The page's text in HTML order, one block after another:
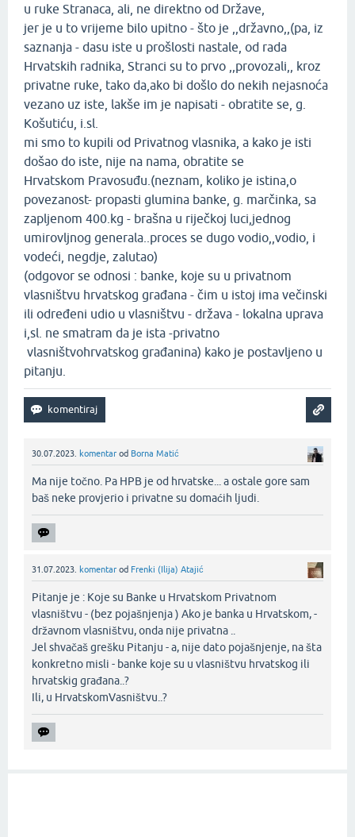
u ruke Stranaca, ali, ne direktno od Države,
jer je u to vrijeme bilo upitno - što je ,,državno,,(pa, iz
saznanja - dasu iste u prošlosti nastale, od rada
Hrvatskih radnika, Stranci su to prvo ,,provozali,, kroz
privatne ruke, tako da,ako bi došlo do nekih nejasnoća
vezano uz iste, lakše im je napisati - obratite se, g.
Košutiću, i.sl.
mi smo to kupili od Privatnog vlasnika, a kako je isti
došao do iste, nije na nama, obratite se
Hrvatskom Pravosuđu.(neznam, koliko je istina,o
povezanost- propasti glumina banke, g. marčinka, sa
zapljenom 400.kg - brašna u riječkoj luci,jednog
umirovljnog generala..proces se dugo vodio,,vodio, i
vodeći, negdje, zalutao)
(odgovor se odnosi : banke, koje su u privatnom
vlasništvu hrvatskog građana - čim u istoj ima večinski
ili određeni udio u vlasništvu - država - lokalna uprava
i,sl. ne smatram da je ista -privatno
vlasništvohrvatskog građanina) kako je postavljeno u
pitanju.
30.07.2023. komentar od Borna Matić
Ma nije točno. Pa HPB je od hrvatske... a ostale gore sam
baš neke provjerio i privatne su domaćih ljudi.‌
31.07.2023. komentar od Frenki (Ilija) Atajić
Pitanje je : Koje su Banke u Hrvatskom Privatnom
vlasništvu - (bez pojašnjenja ) Ako je banka u Hrvatskom, -
državnom vlasništvu, onda nije privatna ..
Jel shvačaš grešku Pitanju - a, nije dato pojašnjenje, na šta
konkretno misli - banke koje su u vlasništvu hrvatskog ili
hrvatskig građana..?
Ili, u HrvatskomVasništvu..?‌